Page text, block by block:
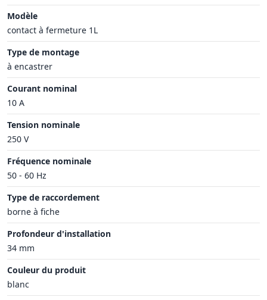
Modèle
contact à fermeture 1L
Type de montage
à encastrer
Courant nominal
10 A
Tension nominale
250 V
Fréquence nominale
50 - 60 Hz
Type de raccordement
borne à fiche
Profondeur d'installation
34 mm
Couleur du produit
blanc